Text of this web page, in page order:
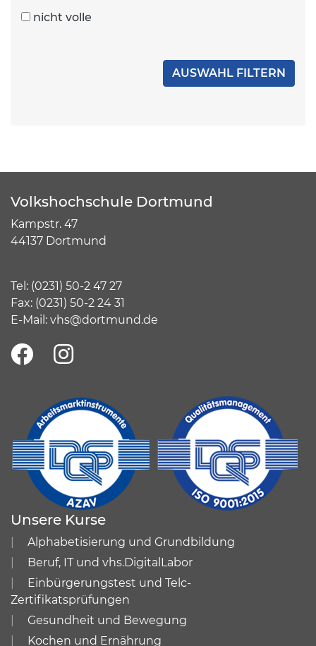
nicht volle
Volkshochschule Dortmund
Kampstr. 47
44137 Dortmund
Tel: (0231) 50-2 47 27
Fax: (0231) 50-2 24 31
E-Mail: vhs@dortmund.de
Unsere Kurse
Alphabetisierung und Grundbildung
Beruf, IT und vhs.DigitalLabor
Einbürgerungstest und Telc-
Zertifikatsprüfungen
Gesundheit und Bewegung
Kochen und Ernährung